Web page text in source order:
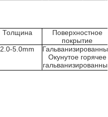
Толщина
Поверхностное
покрытие
2.0-5.0mm
Окунутое горячее